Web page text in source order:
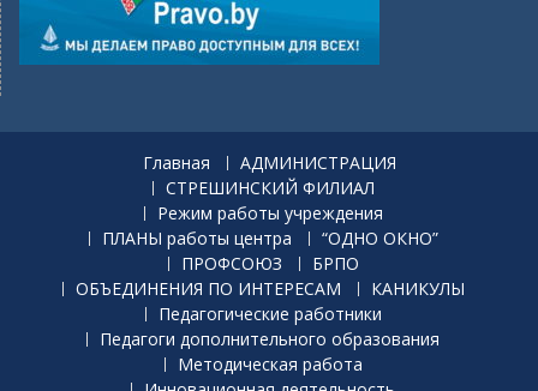
Главная
АДМИНИСТРАЦИЯ
СТРЕШИНСКИЙ ФИЛИАЛ
Режим работы учреждения
ПЛАНЫ работы центра
“ОДНО ОКНО”
ПРОФСОЮЗ
БРПО
ОБЪЕДИНЕНИЯ ПО ИНТЕРЕСАМ
КАНИКУЛЫ
Педагогические работники
Педагоги дополнительного образования
Методическая работа